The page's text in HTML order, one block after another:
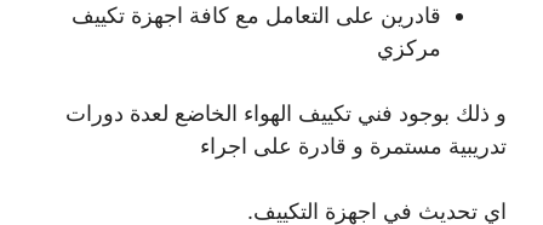
قادرين على التعامل مع كافة اجهزة تكييف
مركزي
و ذلك بوجود فني تكييف الهواء الخاضع لعدة دورات
تدريبية مستمرة و قادرة على اجراء
اي تحديث في اجهزة التكييف.